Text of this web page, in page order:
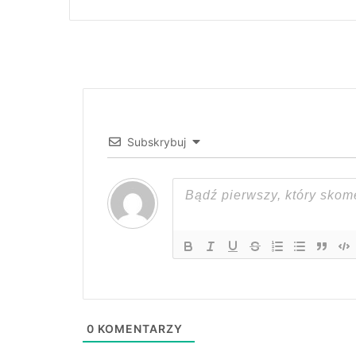
Subskrybuj
0 KOMENTARZY